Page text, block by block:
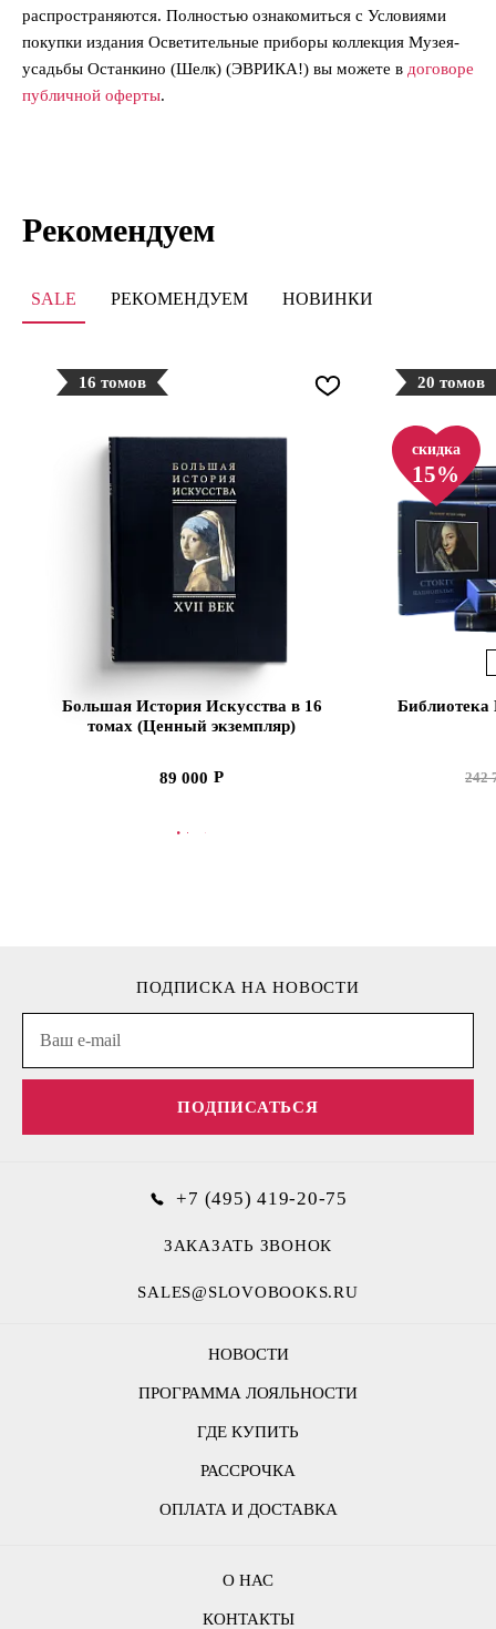
распространяются. Полностью ознакомиться с Условиями
покупки издания Осветительные приборы коллекция Музея-
усадьбы Останкино (Шелк) (ЭВРИКА!) вы можете в договоре
публичной оферты.
Рекомендуем
SALE РЕКОМЕНДУЕМ НОВИНКИ
16 томов
Большая История Искусства в 16
томах (Ценный экземпляр)
89 000
В КОРЗИНУ
20 томов
скидка
15%
Библиотека
242
НОВОСТИ
ПРОГРАММА ЛОЯЛЬНОСТИ
ГДЕ КУПИТЬ
РАССРОЧКА
ОПЛАТА И ДОСТАВКА
ПОДПИСКА НА НОВОСТИ
ПОДПИСАТЬСЯ
О НАС
КОНТАКТЫ
+7 (495) 419-20-75
ЗАКАЗАТЬ ЗВОНОК
SALES@SLOVOBOOKS.RU